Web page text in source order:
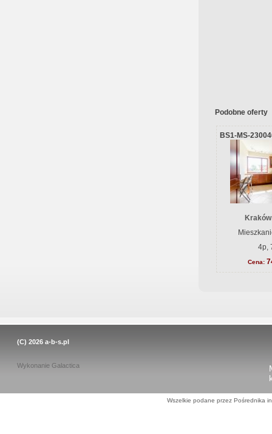
Podobne oferty
BS1-MS-
4p,
Cena:
(C) 2026 a-b-s.pl
Wykonanie Galactica
Wszelkie podane przez Pośrednika